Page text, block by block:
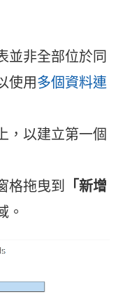
並非全部位於同
使用多個資料連
，以建立第一個
格拖曳到
「新增
。